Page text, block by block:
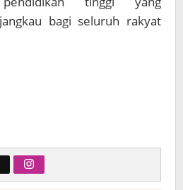
bagi seluruh rakyat